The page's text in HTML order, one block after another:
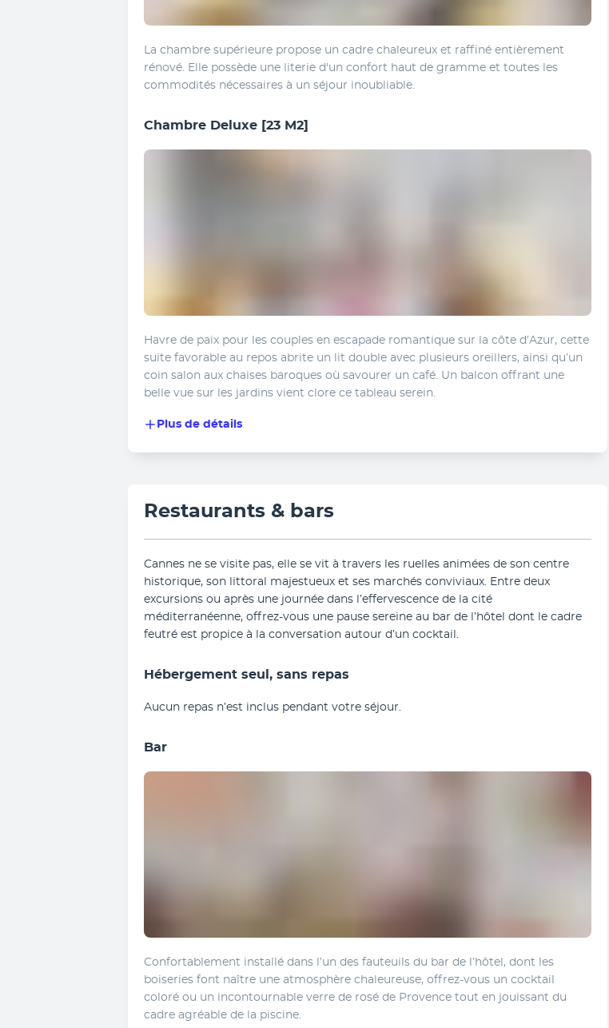
La chambre supérieure propose un cadre chaleureux et raffiné entièrement
rénové. Elle possède une literie d'un confort haut de gramme et toutes les
commodités nécessaires à un séjour inoubliable.
Chambre Deluxe [23 M2]
Havre de paix pour les couples en escapade romantique sur la côte d’Azur, cette
suite favorable au repos abrite un lit double avec plusieurs oreillers, ainsi qu’un
coin salon aux chaises baroques où savourer un café. Un balcon offrant une
belle vue sur les jardins vient clore ce tableau serein.
Plus de détails
Restaurants & bars
Cannes ne se visite pas, elle se vit à travers les ruelles animées de son centre
historique, son littoral majestueux et ses marchés conviviaux. Entre deux
excursions ou après une journée dans l’effervescence de la cité
méditerranéenne, offrez-vous une pause sereine au bar de l’hôtel dont le cadre
feutré est propice à la conversation autour d’un cocktail.
Hébergement seul, sans repas
Aucun repas n’est inclus pendant votre séjour.
Bar
Confortablement installé dans l’un des fauteuils du bar de l’hôtel, dont les
boiseries font naître une atmosphère chaleureuse, offrez-vous un cocktail
coloré ou un incontournable verre de rosé de Provence tout en jouissant du
cadre agréable de la piscine.